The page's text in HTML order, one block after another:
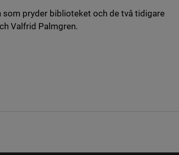
pryder biblioteket och de två tidigare
Valfrid Palmgren.
webbplats.